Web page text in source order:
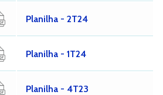
Planilha - 2T24
Planilha - 1T24
Planilha - 4T23